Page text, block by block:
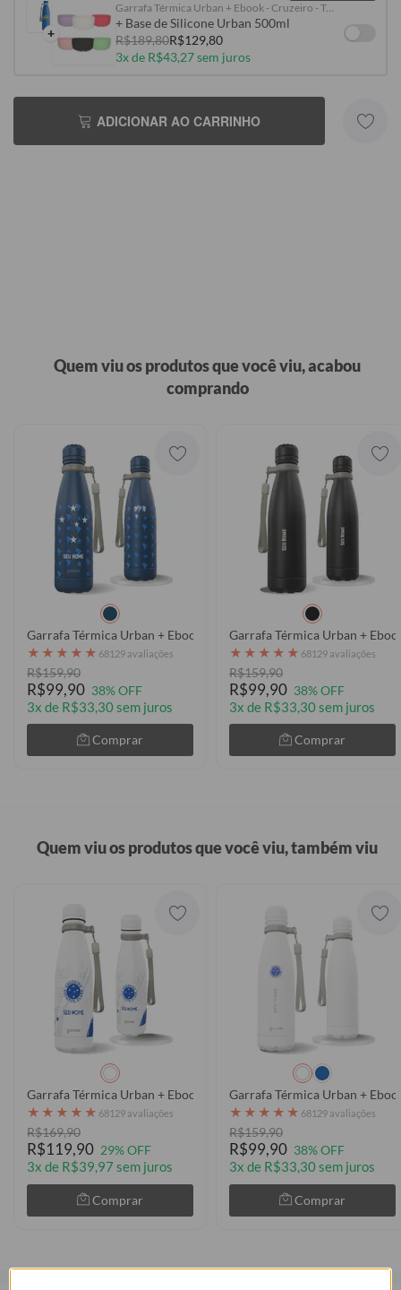
+
Garrafa Térmica Urban + Ebook - Cruzeiro - Tríplice Coroa
+ Base de Silicone Urban 500ml
R$189,80R$129,80
3x de R$43,27 sem juros
ADICIONAR AO CARRINHO
Quem viu os produtos que você viu, acabou
comprando
Garrafa Térmica Urban + Ebook - Cruzeiro - Uniforme 1 2026
★ ★ ★ ★ ★ 68129 avaliações
R$159,90
R$99,90 38% OFF
3x de R$33,30 sem juros
Comprar
Garrafa Térmica Urban +
★ ★ ★ ★ ★ 68129 avaliações
R$159,90
R$99,90 38% OFF
3x de R$33,30 sem juros
Comprar
Quem viu os produtos que você viu, também viu
Garrafa Térmica Urban + Ebook - Cruzeiro Raposa 2024
★ ★ ★ ★ ★ 68129 avaliações
R$169,90
R$119,90 29% OFF
3x de R$39,97 sem juros
Comprar
Garrafa Térmica Urban +
★ ★ ★ ★ ★ 68129 avaliações
R$159,90
R$99,90 38% OFF
3x de R$33,30 sem juros
Comprar